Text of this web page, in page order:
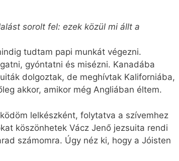
sorolt fel: ezek közül mi állt a
tudtam papi munkát végezni.
gyóntatni és misézni. Kanadába
dolgoztak, de meghívtak Kaliforniába,
akkor, amikor még Angliában éltem.
lelkészként, folytatva a szívemhez
köszönhetek Vácz Jenő jezsuita rendi
számomra. Úgy néz ki, hogy a Jóisten